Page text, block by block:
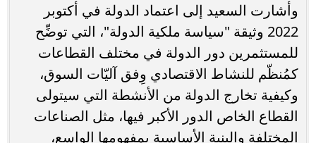
وأشارت السعيد إلى اعتماد الدولة في أكتوبر
2022 وثيقة "سياسة ملكية الدولة"، التي توضِّح
للمستثمرين دور الدولة في مختلف القطاعات
كمُنظّم للنشاط الاقتصادي وِفق آليّات السوق،
وكيفية تخارج الدولة من الأنشطة التي سيتولى
القطاع الخاص الدور الأكبر فيها، مثل الصناعات
المختلفة والبنية الأساسية بمفهومها الواسع،